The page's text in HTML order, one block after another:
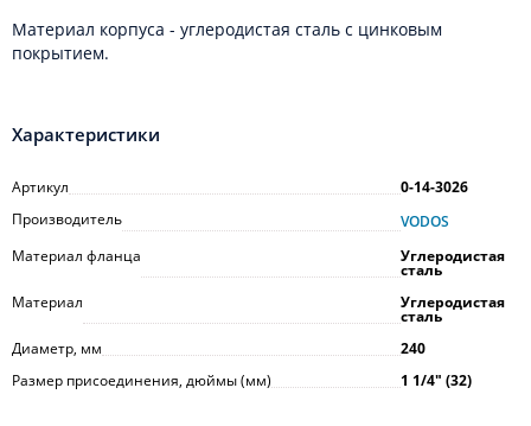
Материал корпуса - углеродистая сталь с цинковым
покрытием.
Характеристики
Артикул
0-14-3026
Производитель
VODOS
Материал фланца
Углеродистая
сталь
Материал
Углеродистая
сталь
Диаметр, мм
240
Размер присоединения, дюймы (мм)
1 1/4ʺ (32)